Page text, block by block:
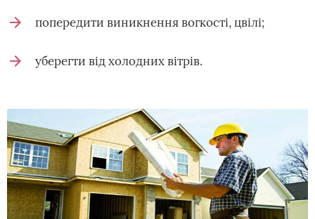
попередити виникнення вогкості, цвілі;
уберегти від холодних вітрів.